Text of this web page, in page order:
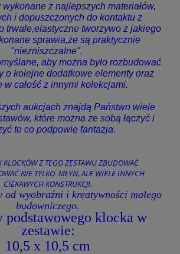
wykonane z najlepszych materiałów,
i dopuszczonych do kontaktu z
trwałe,elastyczne tworzywo z jakiego
sprawia,że są praktycznie
"niezniszczalne".
aby można było rozbudować
o kolejne dodatkowe elementy oraz
w całość z innymi kolekcjami.
aukcjach znajdą Państwo wiele
które można ze sobą łączyć i
to co podpowie fantazja.
KLOCKÓW Z TEGO ZESTAWU ZBUDOWAĆ
NIE TYLKO MŁYN, ALE WIELE INNYCH
CIEKAWYCH KONSTRUKCJI.
od wyobraźni i kreatywności małego
budowniczego.
podstawowego klocka w
zestawie:
10,5 x 10,5 cm